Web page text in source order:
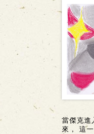
當傑克進
來， 這